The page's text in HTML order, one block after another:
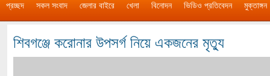
প্রচ্ছদ সকল সংবাদ জেলার বাইরে খেলা বিনোদন ভিডিও প্রতিবেদন মুক্তাঙ্গন
শিবগঞ্জে করোনার উপসর্গ নিয়ে একজনের মৃত্যু